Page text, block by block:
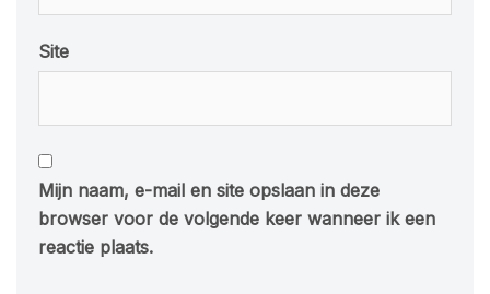
Site
Mijn naam, e-mail en site opslaan in deze
browser voor de volgende keer wanneer ik een
reactie plaats.